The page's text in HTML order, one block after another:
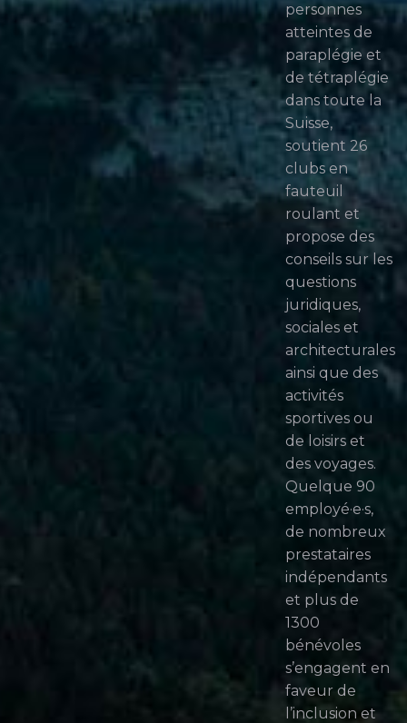
personnes
atteintes de
paraplégie et
de tétraplégie
dans toute la
Suisse,
soutient 26
clubs en
fauteuil
roulant et
propose des
conseils sur les
questions
juridiques,
sociales et
architecturales
ainsi que des
activités
sportives ou
de loisirs et
des voyages.
Quelque 90
employé·e·s,
de nombreux
prestataires
indépendants
et plus de
1300
bénévoles
s’engagent en
faveur de
l’inclusion et